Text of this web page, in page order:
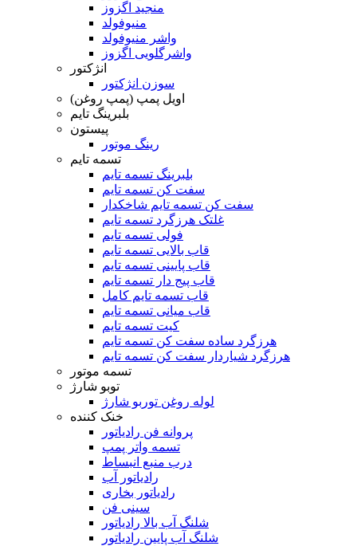
منجید اگزوز
منیوفولد
واشر منیوفولد
واشرگلویی اگزوز
انژکتور
سوزن انژکتور
اویل پمپ (پمپ روغن)
بلبرینگ تایم
پیستون
رینگ موتور
تسمه تایم
بلبرینگ تسمه تایم
سفت کن تسمه تایم
سفت کن تسمه تایم شاخکدار
غلتک هرزگرد تسمه تایم
فولی تسمه تایم
قاب بالایی تسمه تایم
قاب پایینی تسمه تایم
قاب پیج دار تسمه تایم
قاب تسمه تایم کامل
قاب میانی تسمه تایم
کیت تسمه تایم
هرزگرد ساده سفت کن تسمه تایم
هرزگرد شیاردار سفت کن تسمه تایم
تسمه موتور
توبو شارژ
لوله روغن توربو شارژ
خنک کننده
پروانه فن رادیاتور
تسمه واتر پمپ
درب منبع انبساط
رادیاتور آب
رادیاتور بخاری
سینی فن
شلنگ آب بالا رادیاتور
شلنگ آب پایین رادیاتور